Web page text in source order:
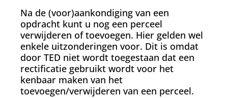
Na de (voor)aankondiging van een
opdracht kunt u nog een perceel
verwijderen of toevoegen. Hier gelden wel
enkele uitzonderingen voor. Dit is omdat
door TED niet wordt toegestaan dat een
rectificatie gebruikt wordt voor het
kenbaar maken van het
toevoegen/verwijderen van een perceel.